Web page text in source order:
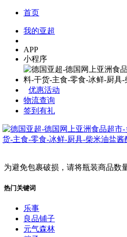
首页
我的亚超
APP
小程序
优惠活动
物流查询
签到有礼
为避免包裹破损，请将瓶装商品数
热门关键词
乐事
良品铺子
元气森林